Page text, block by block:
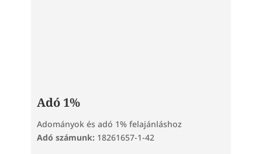
Adó 1%
Adományok és adó 1% felajánláshoz
Adó számunk: 18261657-1-42